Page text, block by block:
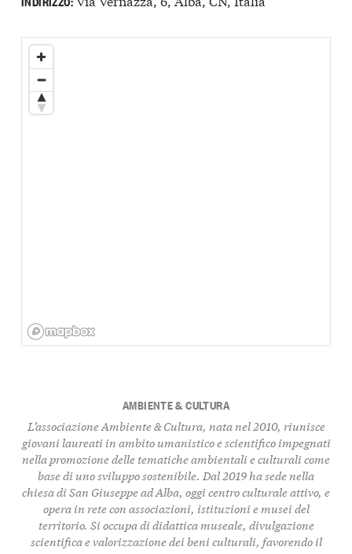
AMBIENTE & CULTURA
L’associazione Ambiente & Cultura, nata nel 2010, riunisce
giovani laureati in ambito umanistico e scientifico impegnati
nella promozione delle tematiche ambientali e culturali come
base di uno sviluppo sostenibile. Dal 2019 ha sede nella
chiesa di San Giuseppe ad Alba, oggi centro culturale attivo, e
opera in rete con associazioni, istituzioni e musei del
territorio. Si occupa di didattica museale, divulgazione
scientifica e valorizzazione dei beni culturali, favorendo il